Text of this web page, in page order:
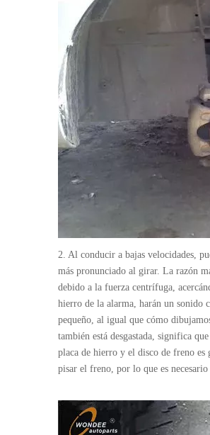
2. Al conducir a bajas velocidades,
más pronunciado al girar. La razón
debido a la fuerza centrífuga,
hierro de la alarma, harán un sonido
pequeño, al igual que cómo
también está desgastada, significa
placa de hierro y el disco de freno
pisar el freno, por lo que es